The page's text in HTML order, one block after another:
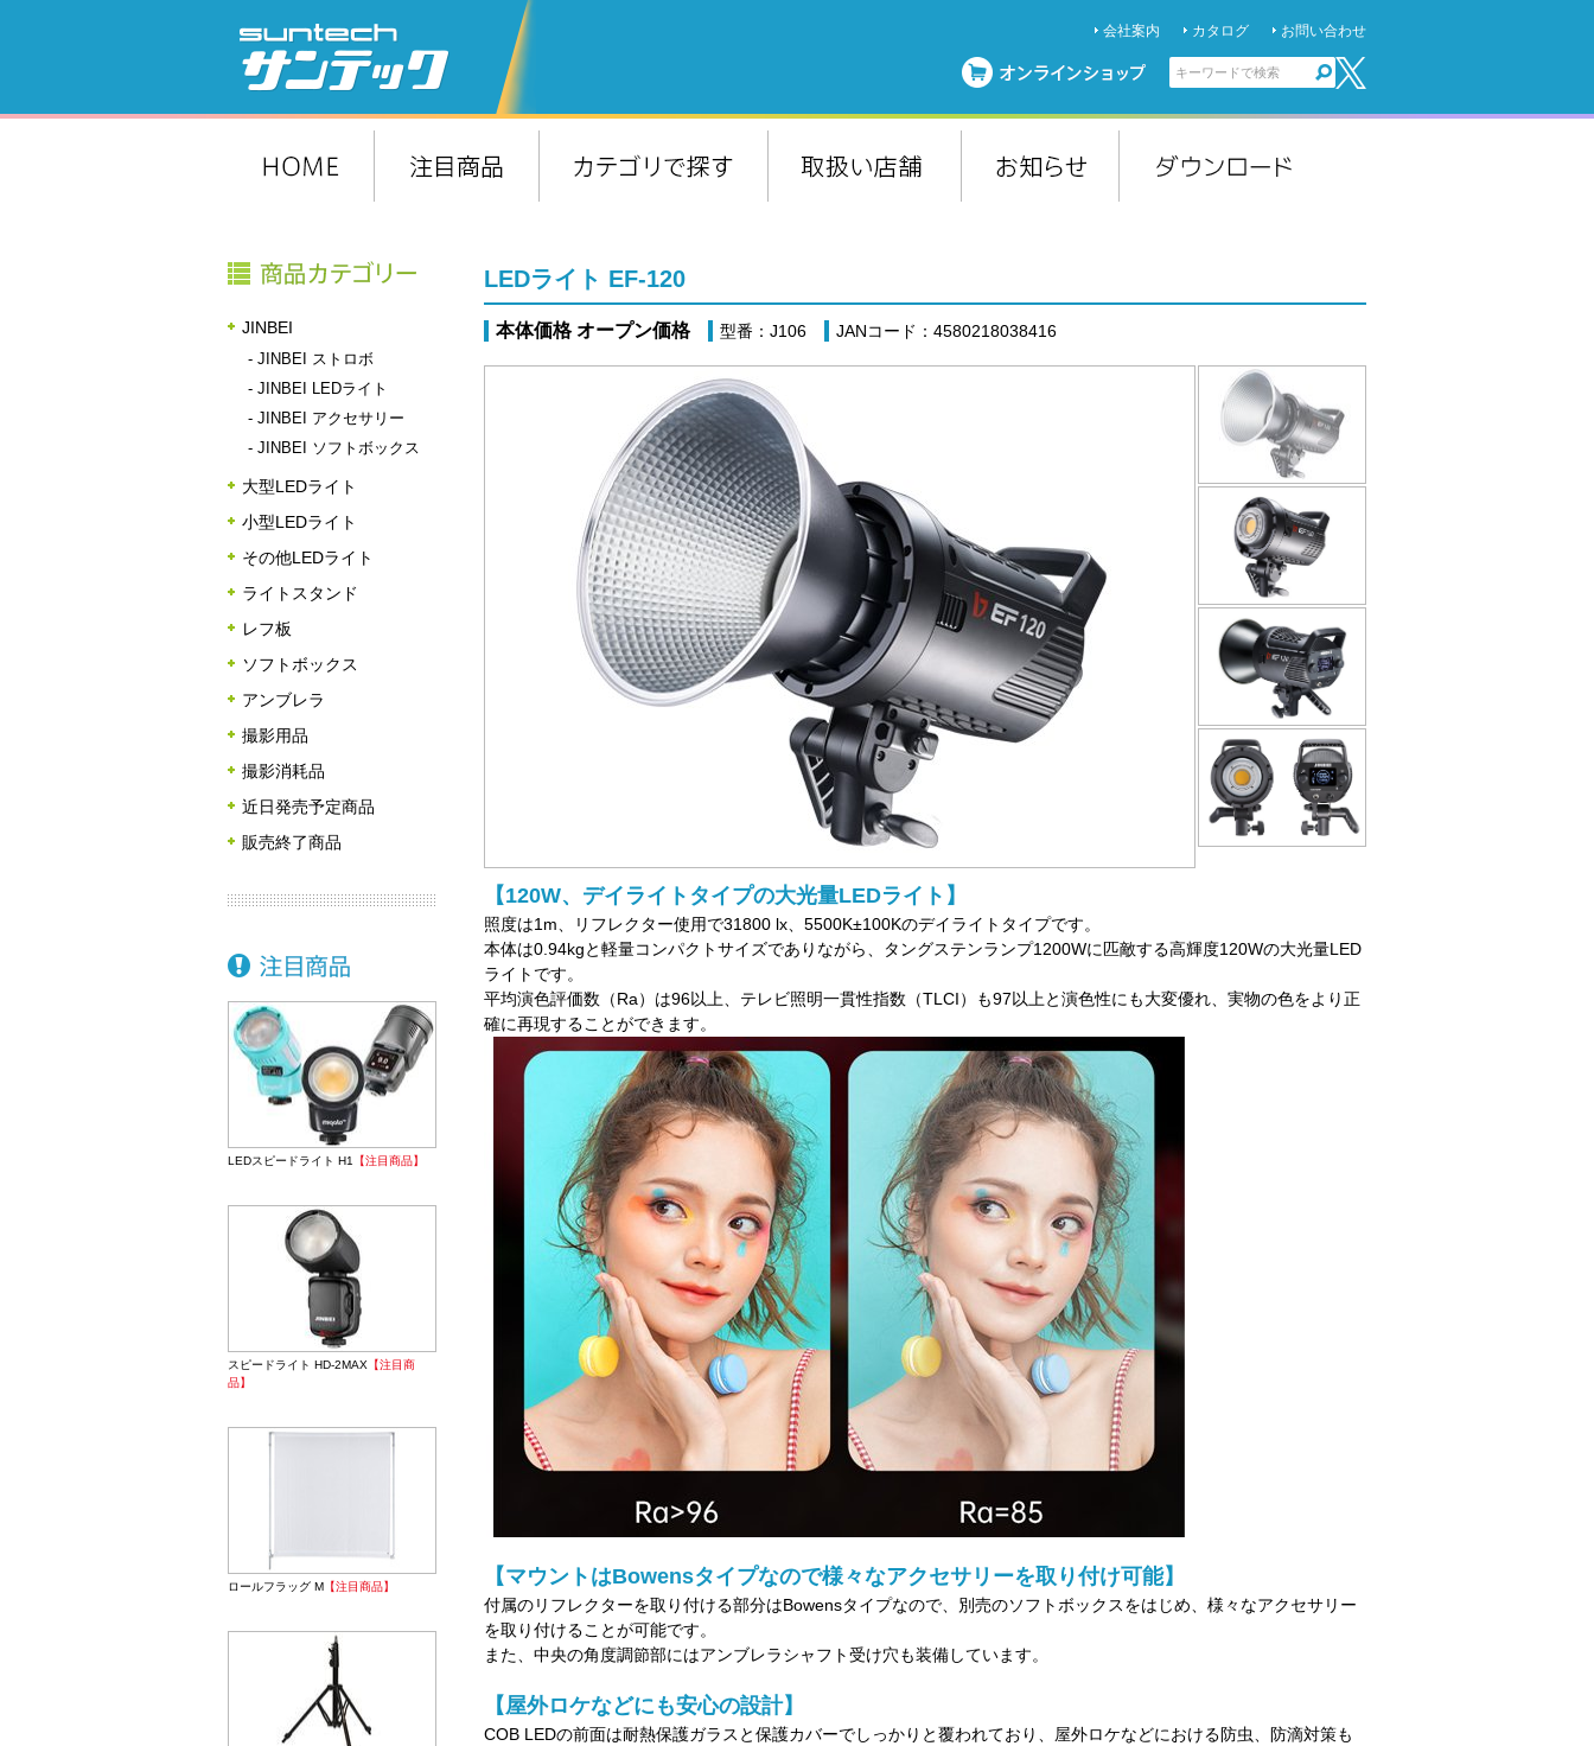
会社案内 カタログ お問い合わせ
LEDライト EF-120
本体価格 オープン価格 型番：J106 JANコード：4580218038416
【120W、デイライトタイプの大光量LEDライト】
照度は1m、リフレクター使用で31800 lx、5500K±100Kのデイライトタイプです。
本体は0.94kgと軽量コンパクトサイズでありながら、タングステンランプ1200Wに匹敵する高輝度120Wの大光量LED
ライトです。
平均演色評価数（Ra）は96以上、テレビ照明一貫性指数（TLCI）も97以上と演色性にも大変優れ、実物の色をより正
確に再現することができます。
【マウントはBowensタイプなので様々なアクセサリーを取り付け可能】
付属のリフレクターを取り付ける部分はBowensタイプなので、別売のソフトボックスをはじめ、様々なアクセサリー
を取り付けることが可能です。
また、中央の角度調節部にはアンブレラシャフト受け穴も装備しています。
【屋外ロケなどにも安心の設計】
COB LEDの前面は耐熱保護ガラスと保護カバーでしっかりと覆われており、屋外ロケなどにおける防虫、防滴対策も
JINBEI
- JINBEI ストロボ
- JINBEI LEDライト
- JINBEI アクセサリー
- JINBEI ソフトボックス
大型LEDライト
小型LEDライト
その他LEDライト
ライトスタンド
レフ板
ソフトボックス
アンブレラ
撮影用品
撮影消耗品
近日発売予定商品
販売終了商品
LEDスピードライト H1 【注目商品】
スピードライト HD-2MAX 【注目商
品】
ロールフラッグ M 【注目商品】